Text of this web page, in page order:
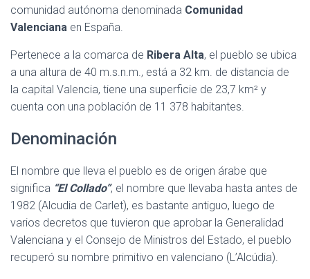
comunidad autónoma denominada Comunidad
Valenciana en España.
Pertenece a la comarca de Ribera Alta, el pueblo se ubica
a una altura de 40 m.s.n.m., está a 32 km. de distancia de
la capital Valencia, tiene una superficie de 23,7 km² y
cuenta con una población de 11 378 habitantes.
Denominación
El nombre que lleva el pueblo es de origen árabe que
significa “El Collado”, el nombre que llevaba hasta antes de
1982 (Alcudia de Carlet), es bastante antiguo, luego de
varios decretos que tuvieron que aprobar la Generalidad
Valenciana y el Consejo de Ministros del Estado, el pueblo
recuperó su nombre primitivo en valenciano (L’Alcúdia).